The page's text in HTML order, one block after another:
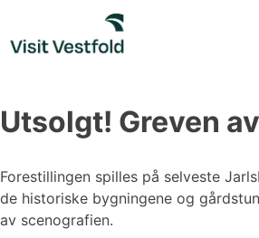
content
Utsolgt! Greven
Forestillingen spilles på selveste
de historiske bygningene og
av scenografien.